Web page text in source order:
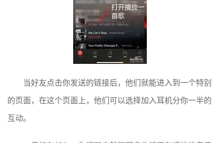
当好友点击你发送的链接后，他们就能进入到一个特别
的页面，在这个页面上，他们可以选择加入耳机分你一半的
互动。